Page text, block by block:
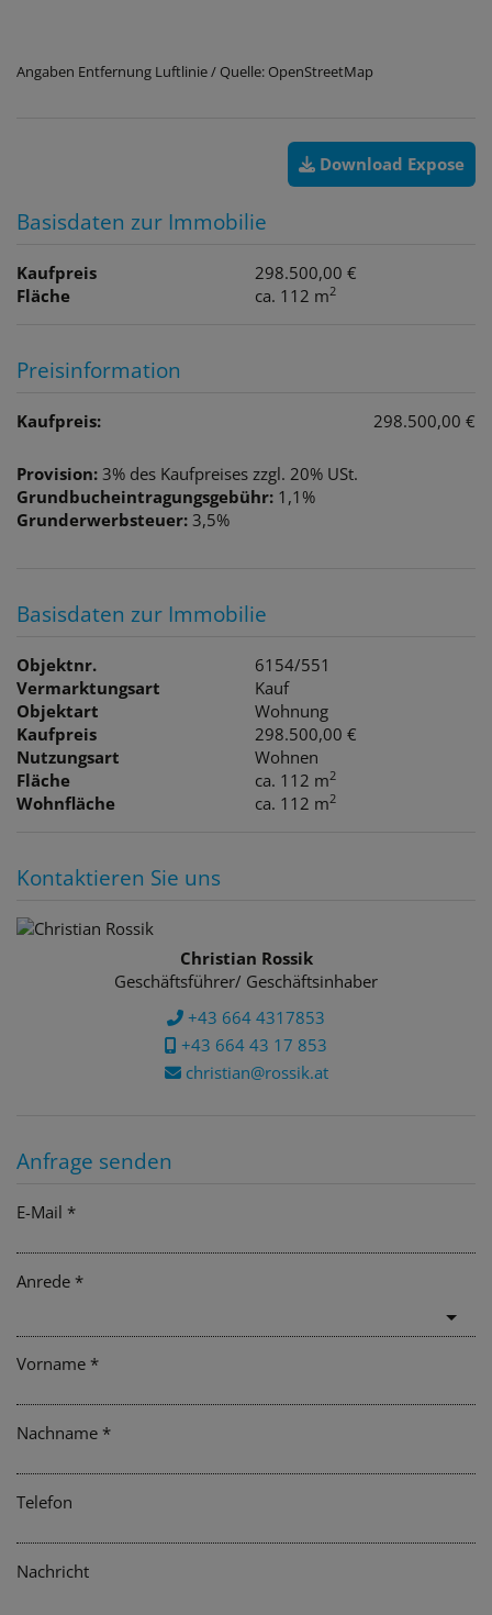
Angaben Entfernung Luftlinie / Quelle: OpenStreetMap
Download Expose
Basisdaten zur Immobilie
Kaufpreis
298.500,00 €
Fläche
ca. 112 m2
Preisinformation
Kaufpreis: 298.500,00 €
Provision: 3% des Kaufpreises zzgl. 20% USt.
Grundbucheintragungsgebühr: 1,1%
Grunderwerbsteuer: 3,5%
Basisdaten zur Immobilie
Objektnr.
6154/551
Vermarktungsart
Kauf
Objektart
Wohnung
Kaufpreis
298.500,00 €
Nutzungsart
Wohnen
Fläche
ca. 112 m2
Wohnfläche ca. 112 m2
Kontaktieren Sie uns
Christian Rossik
Geschäftsführer/ Geschäftsinhaber
+43 664 4317853
+43 664 43 17 853
christian@rossik.at
Anfrage senden
E-Mail
Anrede
Vorname
Nachname
Telefon
Nachricht